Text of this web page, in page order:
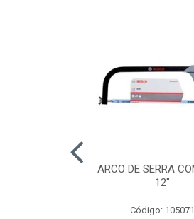
ARCO DE SERRA
12"
Código: 105071